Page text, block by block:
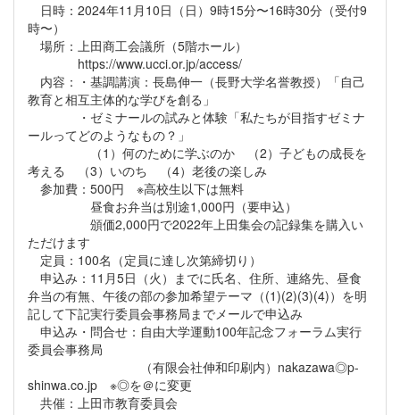
日時：2024年11月10日（日）9時15分〜16時30分（受付9
時〜）
場所：上田商工会議所（5階ホール）
https://www.ucci.or.jp/access/
内容：・基調講演：長島伸一（長野大学名誉教授）「自己
教育と相互主体的な学びを創る」
・ゼミナールの試みと体験「私たちが目指すゼミナ
ールってどのようなもの？」
（1）何のために学ぶのか （2）子どもの成長を
考える （3）いのち （4）老後の楽しみ
参加費：500円 ※高校生以下は無料
昼食お弁当は別途1,000円（要申込）
頒価2,000円で2022年上田集会の記録集を購入い
ただけます
定員：100名（定員に達し次第締切り）
申込み：11月5日（火）までに氏名、住所、連絡先、昼食
弁当の有無、午後の部の参加希望テーマ（(1)(2)(3)(4)）を明
記して下記実行委員会事務局までメールで申込み
申込み・問合せ：自由大学運動100年記念フォーラム実行
委員会事務局
（有限会社伸和印刷内）nakazawa◎p-
shinwa.co.jp ※◎を＠に変更
共催：上田市教育委員会